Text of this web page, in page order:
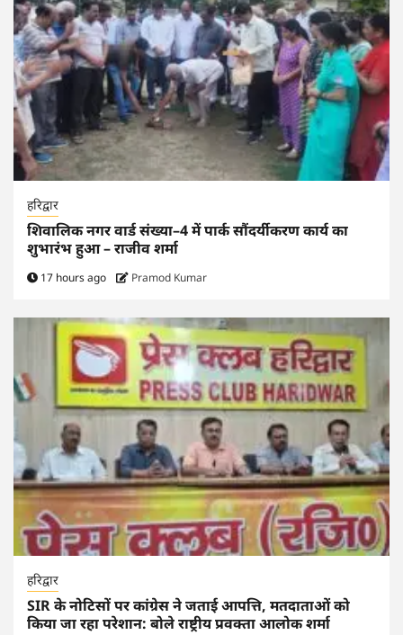
हरिद्वार
शिवालिक नगर वार्ड संख्या–4 में पार्क सौंदर्यीकरण कार्य का
शुभारंभ हुआ – राजीव शर्मा
17 hours ago Pramod Kumar
हरिद्वार
SIR के नोटिसों पर कांग्रेस ने जताई आपत्ति, मतदाताओं को
किया जा रहा परेशान: बोले राष्ट्रीय प्रवक्ता आलोक शर्मा